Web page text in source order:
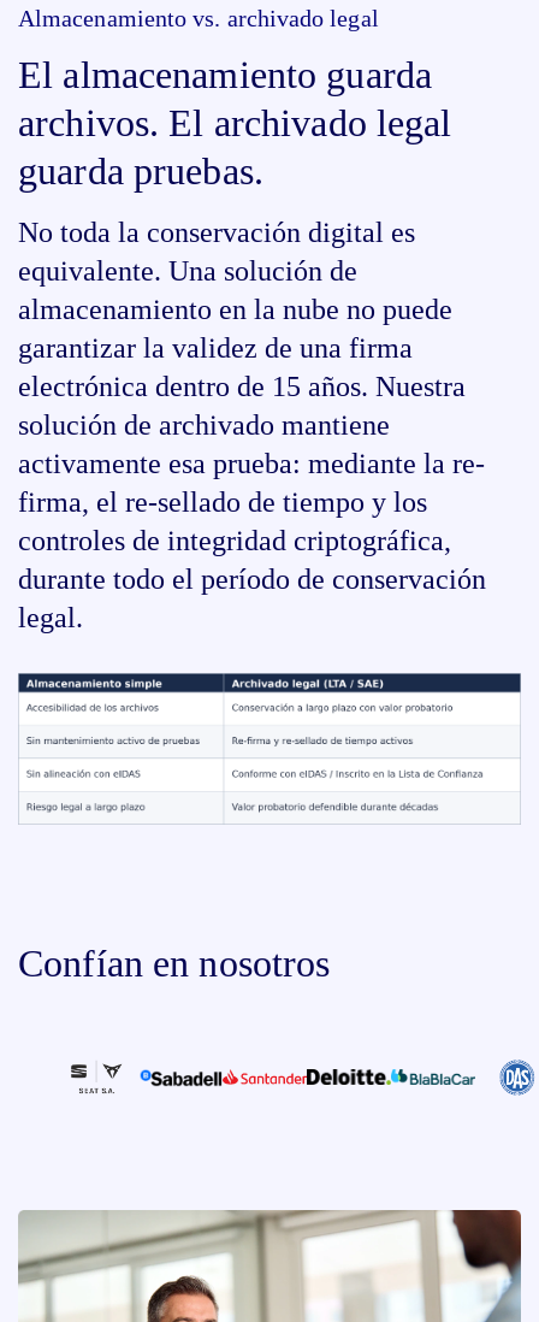
Almacenamiento vs. archivado legal
El almacenamiento guarda
archivos. El archivado legal
guarda pruebas.
No toda la conservación digital es
equivalente. Una solución de
almacenamiento en la nube no puede
garantizar la validez de una firma
electrónica dentro de 15 años. Nuestra
solución de archivado mantiene
activamente esa prueba: mediante la re-
firma, el re-sellado de tiempo y los
controles de integridad criptográfica,
durante todo el período de conservación
legal.
Confían en nosotros